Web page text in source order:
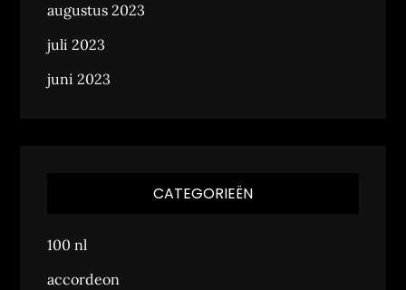
augustus 2023
juli 2023
juni 2023
CATEGORIEËN
100 nl
accordeon